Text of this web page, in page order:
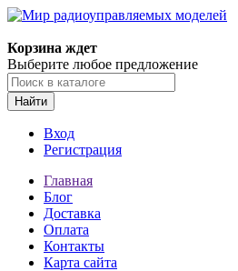
Корзина ждет
Выберите любое предложение
Найти
Вход
Регистрация
Главная
Блог
Доставка
Оплата
Контакты
Карта сайта